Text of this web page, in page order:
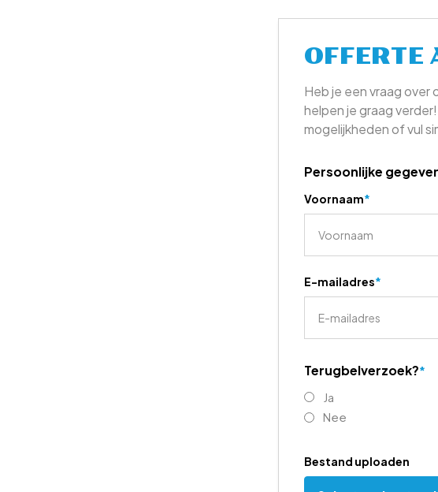
OFFERTE
Heb je een vraag over
helpen je graag
mogelijkheden of vul
Persoonlijke
Voornaam*
E-mailadres*
Terugbelverzoek?*
Ja
Nee
Bestand uploaden